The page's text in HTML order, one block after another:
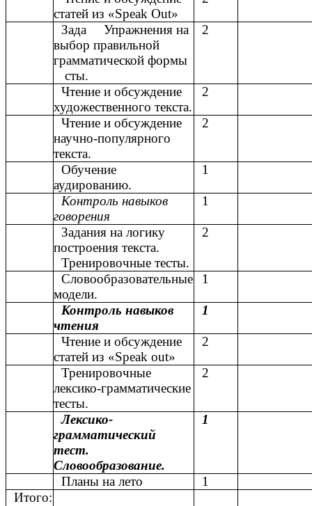
статей из «Speak Out»
Зада Упражнения на
выбор правильной
грамматической формы
сты.
2
Чтение и обсуждение
художественного текста.
2
Чтение и обсуждение
научно-популярного
текста.
2
Обучение
аудированию.
1
Контроль навыков
говорения
1
Задания на логику
построения текста.
Тренировочные тесты.
2
Словообразовательные
модели.
1
Контроль навыков
чтения
1
Чтение и обсуждение
статей из «Speak out»
2
Тренировочные
лексико-грамматические
тесты.
2
Лексико-
грамматический
тест.
Словообразование.
1
Планы на лето
1
Итого: